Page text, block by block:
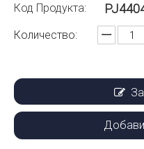
Код Продукта:
Количество: